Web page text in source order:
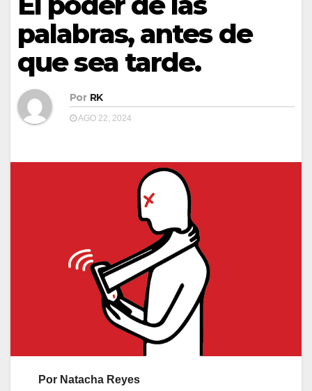
palabras, antes de
que sea tarde.
Por RK
AGO 22, 2024
Por Natacha Reyes